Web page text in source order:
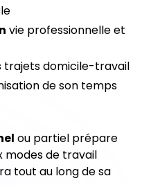
vie professionnelle et
trajets domicile-travail
de son temps
ou partiel prépare
modes de travail
tout au long de sa